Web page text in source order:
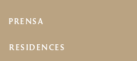
PRENSA
RESIDENCES